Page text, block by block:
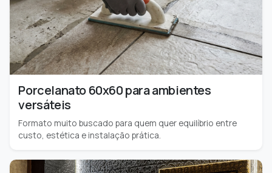
Porcelanato 60x60 para ambientes
versáteis
Formato muito buscado para quem quer equilíbrio entre
custo, estética e instalação prática.